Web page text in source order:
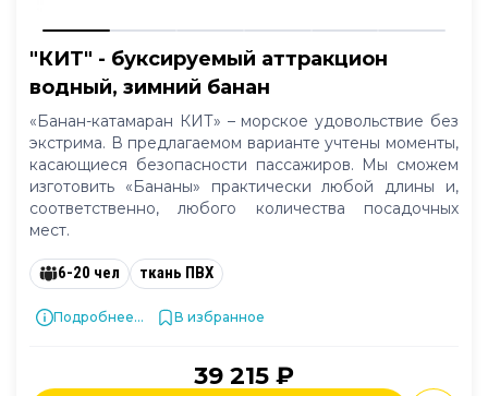
"КИТ" - буксируемый аттракцион
водный, зимний банан
«Банан-катамаран КИТ» – морское удовольствие без
экстрима. В предлагаемом варианте учтены моменты,
касающиеся безопасности пассажиров. Мы сможем
изготовить «Бананы» практически любой длины и,
соответственно, любого количества посадочных
мест.
6-20 чел ткань ПВХ
Подробнее... В избранное
39 215 ₽